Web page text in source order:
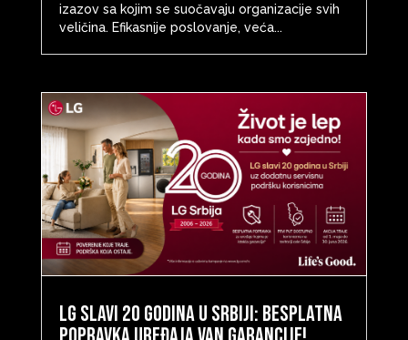
izazov sa kojim se suočavaju organizacije svih
veličina. Efikasnije poslovanje, veća...
LG slavi 20 godina u Srbiji: Besplatna